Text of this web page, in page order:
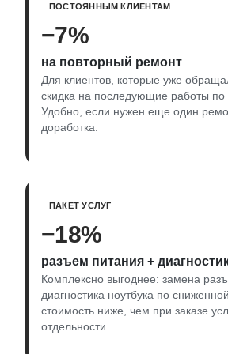
ПОСТОЯННЫМ КЛИЕНТАМ
−7%
на повторный ремонт
Для клиентов, которые уже
скидка на последующие работы по
Удобно, если нужен еще один
доработка.
ПАКЕТ УСЛУГ
−18%
разъем питания +
Комплексно выгоднее: замена
диагностика ноутбука по
стоимость ниже, чем при заказе
отдельности.